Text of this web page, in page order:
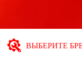
ВЫБЕРИТЕ